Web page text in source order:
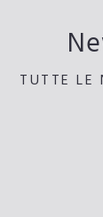
TUTTE LE